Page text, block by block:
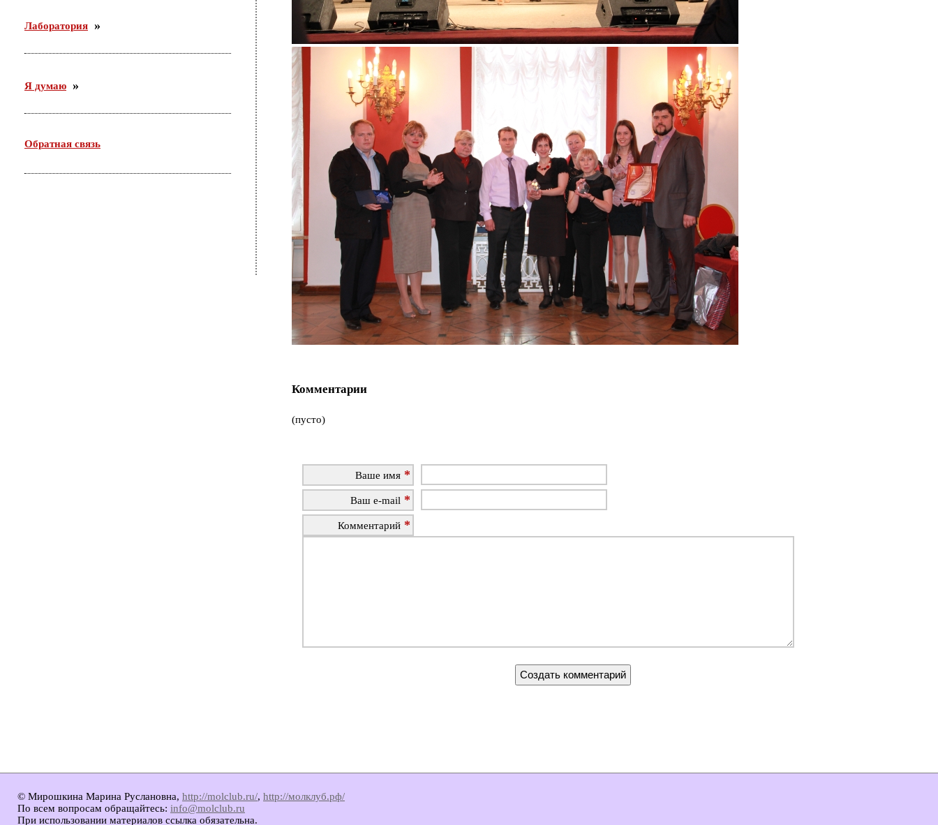
Лаборатория
Я думаю
Обратная связь
Комментарии
(пусто)
Ваше имя
Ваш e-mail
Комментарий
© Мирошкина Марина Руслановна, http://molclub.ru/, http://молклуб.рф/
По всем вопросам обращайтесь: info@molclub.ru
При использовании материалов ссылка обязательна.